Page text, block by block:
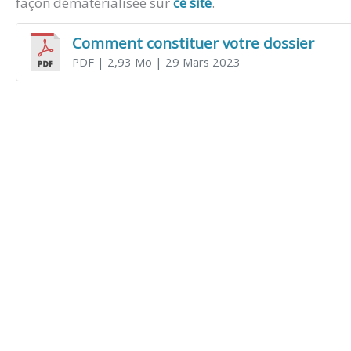
Comment constituer votre dossier
PDF| 2,93 Mo | 29 Mars 2023